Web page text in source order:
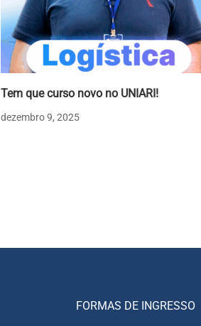
Tem que curso novo no UNIARI!
dezembro 9, 2025
FORMAS DE INGRESSO